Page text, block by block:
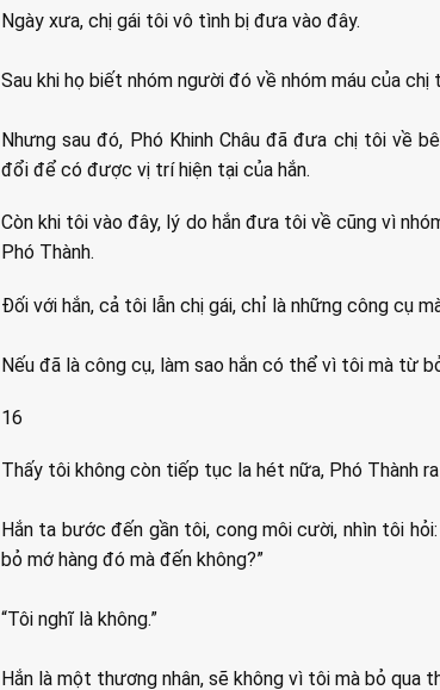
Ngày xưa, chị gái tôi vô tình bị đưa vào đây.
Sau khi họ biết nhóm người đó về nhóm máu của chị
Nhưng sau đó, Phó Khinh Châu đã đưa chị tôi về
đổi để có được vị trí hiện tại của hắn.
Còn khi tôi vào đây, lý do hắn đưa tôi về cũng vì
Phó Thành.
Đối với hắn, cả tôi lẫn chị gái, chỉ là những công cụ
Nếu đã là công cụ, làm sao hắn có thể vì tôi mà từ
16
Thấy tôi không còn tiếp tục la hét nữa, Phó Thành
Hắn ta bước đến gần tôi, cong môi cười, nhìn tôi
bỏ mớ hàng đó mà đến không?”
“Tôi nghĩ là không.”
Hắn là một thương nhân, sẽ không vì tôi mà bỏ qua